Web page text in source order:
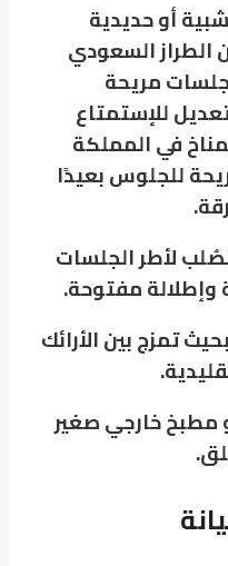
أو حديدية
السعودي
مريحة
للإستمتاع
في المملكة
للجلوس بعيدًا
لأطر الجلسات
مفتوحة.
تمزج بين الأرائك
مطبخ خارجي صغير